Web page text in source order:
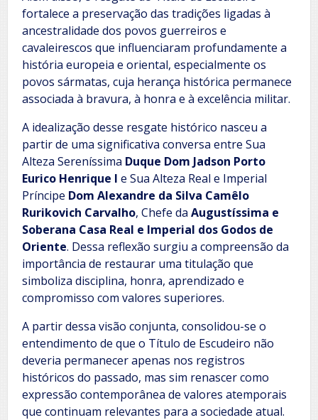
fortalece a preservação das tradições ligadas à
ancestralidade dos povos guerreiros e
cavaleirescos que influenciaram profundamente a
história europeia e oriental, especialmente os
povos sármatas, cuja herança histórica permanece
associada à bravura, à honra e à excelência militar.
A idealização desse resgate histórico nasceu a
partir de uma significativa conversa entre Sua
Alteza Sereníssima Duque Dom Jadson Porto
Eurico Henrique I e Sua Alteza Real e Imperial
Príncipe Dom Alexandre da Silva Camêlo
Rurikovich Carvalho, Chefe da Augustíssima e
Soberana Casa Real e Imperial dos Godos de
Oriente. Dessa reflexão surgiu a compreensão da
importância de restaurar uma titulação que
simboliza disciplina, honra, aprendizado e
compromisso com valores superiores.
A partir dessa visão conjunta, consolidou-se o
entendimento de que o Título de Escudeiro não
deveria permanecer apenas nos registros
históricos do passado, mas sim renascer como
expressão contemporânea de valores atemporais
que continuam relevantes para a sociedade atual.